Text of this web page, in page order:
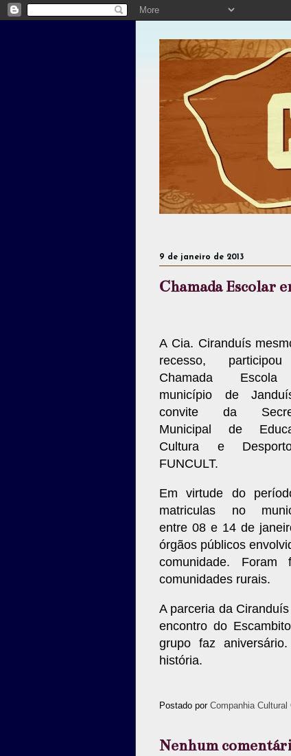
9 de janeiro de 2013
Chamada Escolar
A Cia. Ciranduís
recesso,
Chamada
município de
convite da
Municipal de
Cultura e
FUNCULT.
Em virtude do
matriculas no
entre 08 e 14 de
órgãos públicos
comunidade.
comunidades rurais.
A parceria da
encontro do
grupo faz
história.
Postado por Companhia Cultural
Nenhum